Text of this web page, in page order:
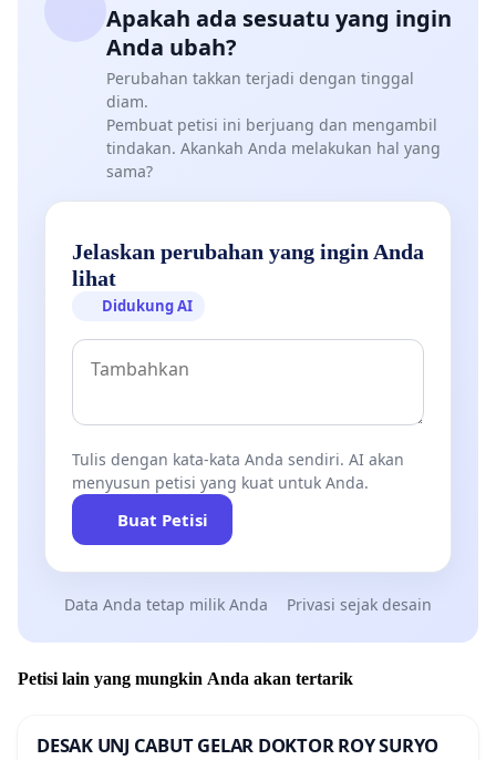
Apakah ada sesuatu yang ingin
Anda ubah?
Perubahan takkan terjadi dengan tinggal
diam.
Pembuat petisi ini berjuang dan mengambil
tindakan. Akankah Anda melakukan hal yang
sama?
Jelaskan perubahan yang ingin Anda
lihat
Didukung AI
Tulis dengan kata-kata Anda sendiri. AI akan
menyusun petisi yang kuat untuk Anda.
Buat Petisi
Data Anda tetap milik Anda Privasi sejak desain
Petisi lain yang mungkin Anda akan tertarik
DESAK UNJ CABUT GELAR DOKTOR ROY SURYO